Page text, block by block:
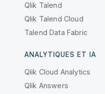
Qlik Talend
Qlik Talend Cloud
Talend Data Fabric
ANALYTIQUES ET IA
Qlik Cloud Analytics
Qlik Answers